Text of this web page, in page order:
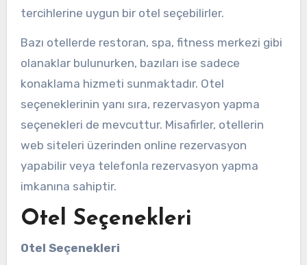
tercihlerine uygun bir otel seçebilirler.
Bazı otellerde restoran, spa, fitness merkezi gibi
olanaklar bulunurken, bazıları ise sadece
konaklama hizmeti sunmaktadır. Otel
seçeneklerinin yanı sıra, rezervasyon yapma
seçenekleri de mevcuttur. Misafirler, otellerin
web siteleri üzerinden online rezervasyon
yapabilir veya telefonla rezervasyon yapma
imkanına sahiptir.
Otel Seçenekleri
Otel Seçenekleri